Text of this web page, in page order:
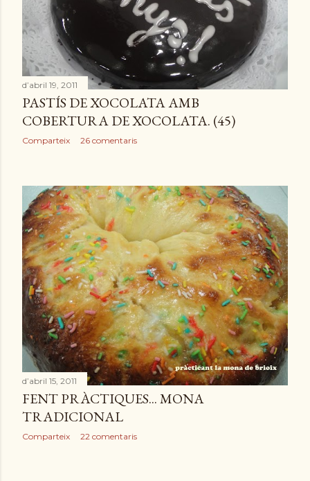
d’abril 19, 2011
PASTÍS DE XOCOLATA AMB
COBERTURA DE XOCOLATA. (45)
Comparteix 26 comentaris
d’abril 15, 2011
FENT PRÀCTIQUES... MONA
TRADICIONAL
Comparteix 22 comentaris